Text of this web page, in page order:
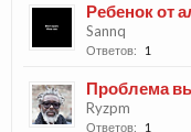
Ребенок от
Sannq
Ответов: 1
Проблема
Ryzpm
Ответов: 1